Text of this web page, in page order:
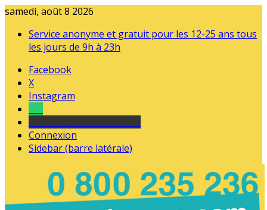
samedi, août 8 2026
Service anonyme et gratuit pour les 12-25 ans tous
les jours de 9h à 23h
Facebook
X
Instagram
Connexion
Sidebar (barre latérale)